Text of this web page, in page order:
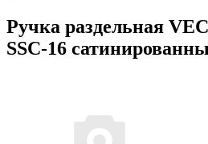
Ручка раздельная
SSC-16